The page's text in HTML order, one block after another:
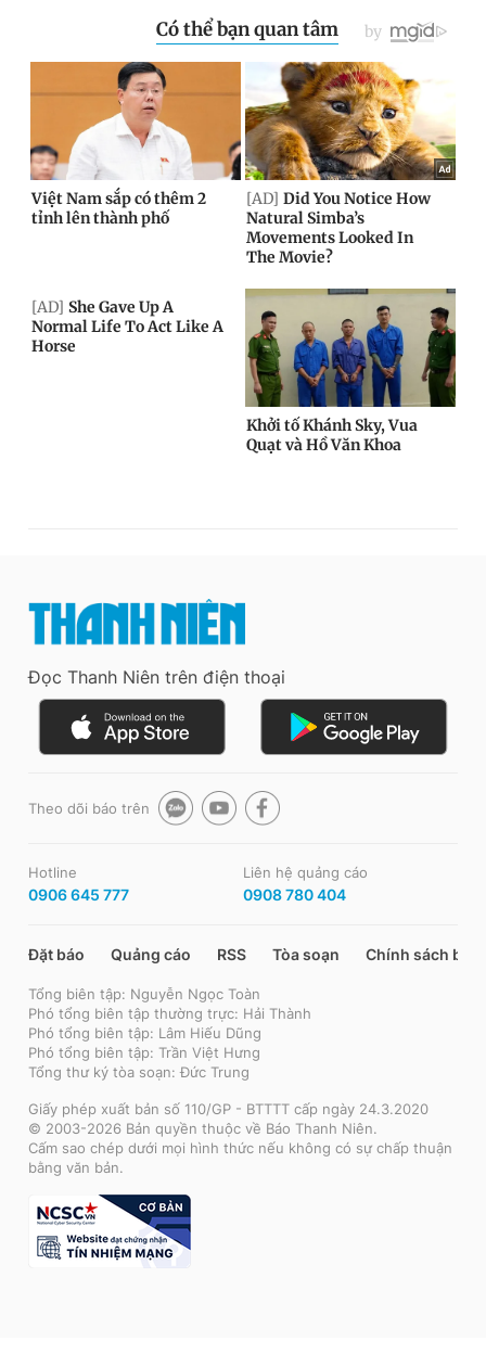
Đọc Thanh Niên trên điện thoại
Theo dõi báo trên
Hotline
0906 645 777
Liên hệ quảng cáo
0908 780 404
Đặt báo Quảng cáo RSS Tòa soạn Chính sách bảo
Tổng biên tập: Nguyễn Ngọc Toàn
Phó tổng biên tập thường trực: Hải Thành
Phó tổng biên tập: Lâm Hiếu Dũng
Phó tổng biên tập: Trần Việt Hưng
Tổng thư ký tòa soạn: Đức Trung
Giấy phép xuất bản số 110/GP - BTTTT cấp ngày 24.3.2020
© 2003-2026 Bản quyền thuộc về Báo Thanh Niên.
Cấm sao chép dưới mọi hình thức nếu không có sự chấp thuận
bằng văn bản.